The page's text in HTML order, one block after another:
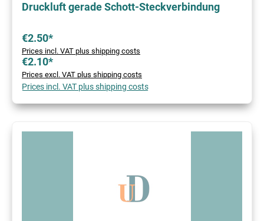
Druckluft gerade Schott-Steckverbindung
€2.50*
Prices incl. VAT plus shipping costs
€2.10*
Prices excl. VAT plus shipping costs
Prices incl. VAT plus shipping costs